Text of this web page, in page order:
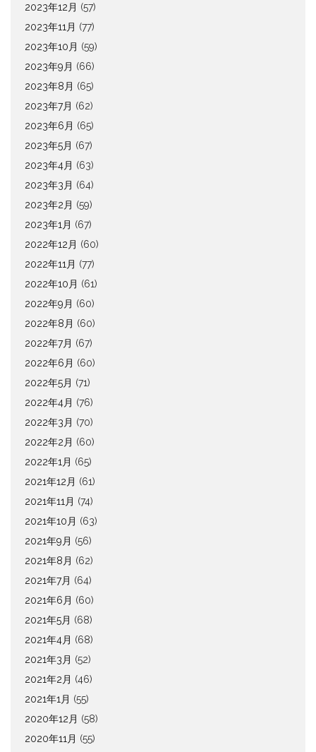
2023年12月 (57)
2023年11月 (77)
2023年10月 (59)
2023年9月 (66)
2023年8月 (65)
2023年7月 (62)
2023年6月 (65)
2023年5月 (67)
2023年4月 (63)
2023年3月 (64)
2023年2月 (59)
2023年1月 (67)
2022年12月 (60)
2022年11月 (77)
2022年10月 (61)
2022年9月 (60)
2022年8月 (60)
2022年7月 (67)
2022年6月 (60)
2022年5月 (71)
2022年4月 (76)
2022年3月 (70)
2022年2月 (60)
2022年1月 (65)
2021年12月 (61)
2021年11月 (74)
2021年10月 (63)
2021年9月 (56)
2021年8月 (62)
2021年7月 (64)
2021年6月 (60)
2021年5月 (68)
2021年4月 (68)
2021年3月 (52)
2021年2月 (46)
2021年1月 (55)
2020年12月 (58)
2020年11月 (55)